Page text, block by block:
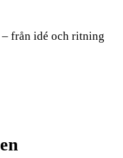
från idé och ritning